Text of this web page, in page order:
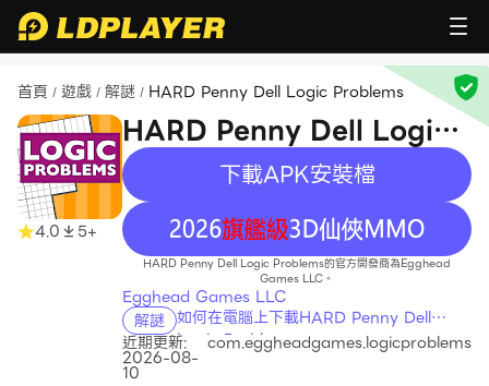
首頁 / 遊戲 / 解謎 / HARD Penny Dell Logic Problems
4.0 5+
HARD Penny Dell Logic
Problems下載APK安裝檔
recommend
HARD Penny Dell Logic Problems的官方開發商為Egghead
Games LLC。
Egghead Games LLC
解謎 如何在電腦上下載HARD Penny Dell
Logic Problems
近期更新:
2026-08-
10
com.eggheadgames.logicproblems